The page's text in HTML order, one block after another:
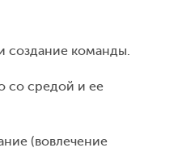
создание команды.
со средой и ее
(вовлечение